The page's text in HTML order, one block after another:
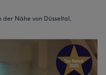
der Nähe von Düsseltal,